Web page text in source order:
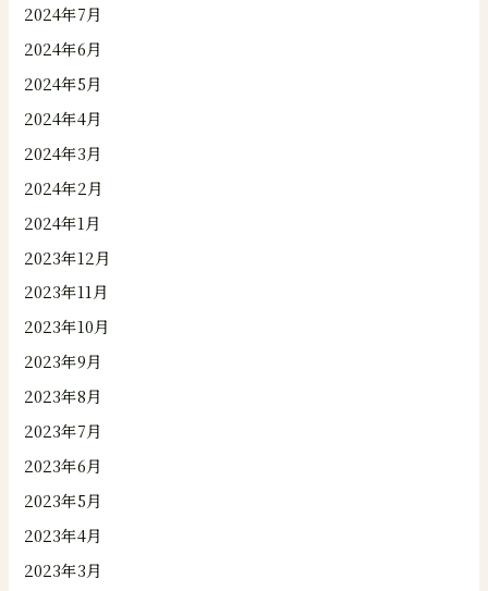
2024年7月
2024年6月
2024年5月
2024年4月
2024年3月
2024年2月
2024年1月
2023年12月
2023年11月
2023年10月
2023年9月
2023年8月
2023年7月
2023年6月
2023年5月
2023年4月
2023年3月